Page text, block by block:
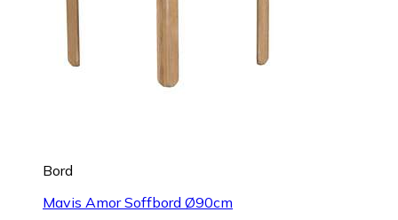
Bord
Mavis Amor Soffbord Ø90cm